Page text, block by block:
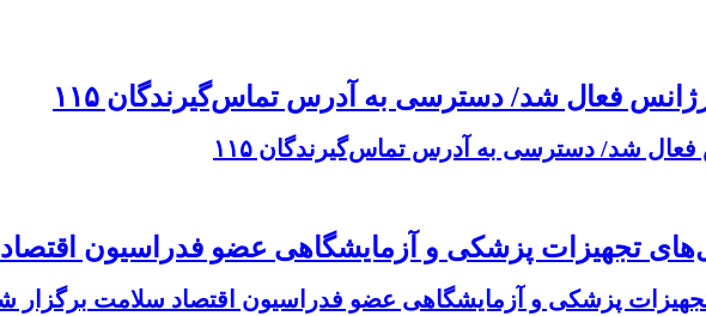
شد/ دسترسی به آدرس تماس‌گیرندگان ۱۱۵
پزشکی و آزمایشگاهی عضو فدراسیون اقتصاد سلامت برگزار